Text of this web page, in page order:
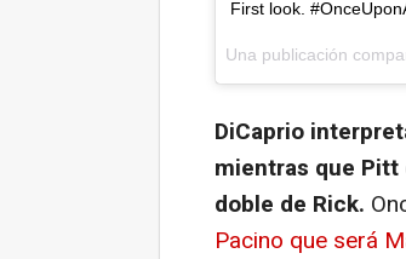
First look.
Una publicación
DiCaprio
mientras que Pitt
doble de Rick.
Pacino que será